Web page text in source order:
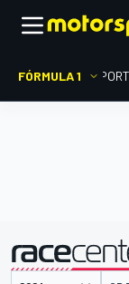
FÓRMULA 1